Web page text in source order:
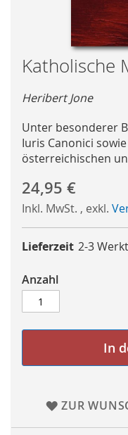
Skip
to
the
beginning
of
the
images
Katholische
Heribert Jone
Unter besonderer
Iuris Canonici
österreichischen
24,95 €
Inkl. MwSt. , exkl.
Lieferzeit 2-3
Anzahl
In
ZUR